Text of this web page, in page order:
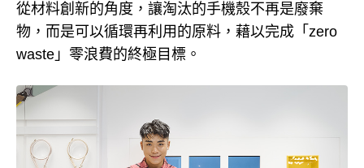
從材料創新的角度，讓淘汰的手機殼不再是廢棄
物，而是可以循環再利用的原料，藉以完成「zero
waste」零浪費的終極目標。